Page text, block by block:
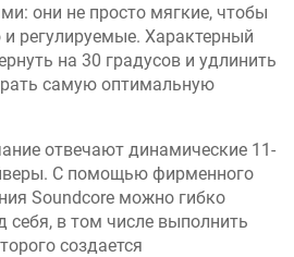
они не просто мягкие, чтобы
регулируемые. Характерный
на 30 градусов и удлинить
самую оптимальную
отвечают динамические 11-
С помощью фирменного
Soundcore можно гибко
себя, в том числе выполнить
создается